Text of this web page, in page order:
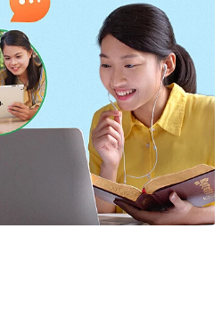
话语安慰、鼓励我，使我
程，只要能反省自己、寻
很得安慰，也愿意振作起
我看到神的话说：“你里面
里面有狂妄自大，不让你抵
使你藐视神，狂妄自大就使
妄自大最后使你坐在神的
能从根本上解决问题。